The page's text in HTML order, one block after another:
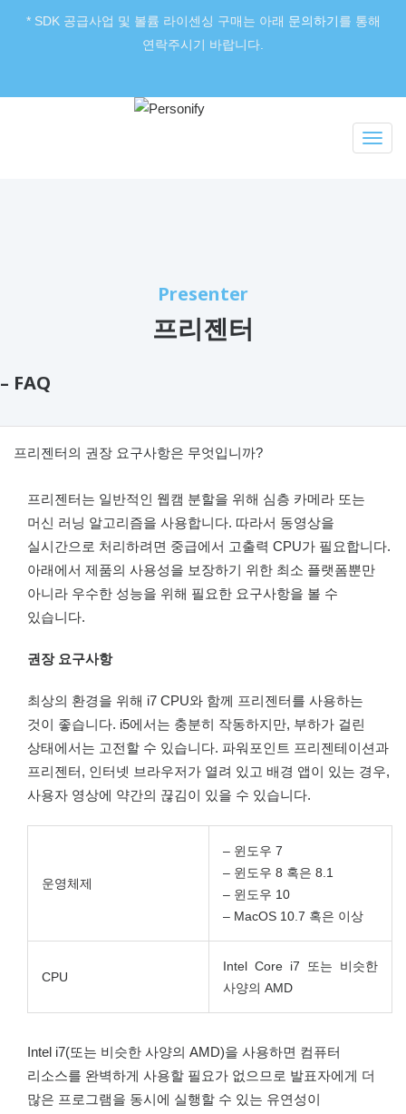
* SDK 공급사업 및 볼륨 라이센싱 구매는 아래 문의하기를 통해
연락주시기 바랍니다.
Presenter
프리젠터
– FAQ
프리젠터의 권장 요구사항은 무엇입니까?
프리젠터는 일반적인 웹캠 분할을 위해 심층 카메라 또는
머신 러닝 알고리즘을 사용합니다. 따라서 동영상을
실시간으로 처리하려면 중급에서 고출력 CPU가 필요합니다.
아래에서 제품의 사용성을 보장하기 위한 최소 플랫폼뿐만
아니라 우수한 성능을 위해 필요한 요구사항을 볼 수
있습니다.
권장 요구사항
최상의 환경을 위해 i7 CPU와 함께 프리젠터를 사용하는
것이 좋습니다. i5에서는 충분히 작동하지만, 부하가 걸린
상태에서는 고전할 수 있습니다. 파워포인트 프리젠테이션과
프리젠터, 인터넷 브라우저가 열려 있고 배경 앱이 있는 경우,
사용자 영상에 약간의 끊김이 있을 수 있습니다.
운영체제
– 윈도우 7
– 윈도우 8 혹은 8.1
– 윈도우 10
– MacOS 10.7 혹은 이상
CPU
Intel Core i7 또는 비슷한
사양의 AMD
Intel i7(또는 비슷한 사양의 AMD)을 사용하면 컴퓨터
리소스를 완벽하게 사용할 필요가 없으므로 발표자에게 더
많은 프로그램을 동시에 실행할 수 있는 유연성이